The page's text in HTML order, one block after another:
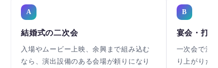
A
結婚式の二次会
入場やムービー上映、余興まで組み込む
なら、演出設備のある会場が頼りになり
B
宴会・打
一次会で温
り上がりた